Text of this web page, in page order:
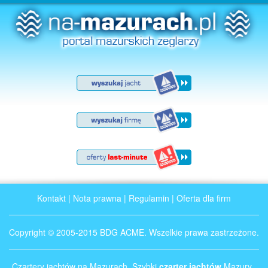
Kontakt | Nota prawna | Regulamin | Oferta dla firm
Copyright © 2005-2015 BDG ACME. Wszelkie prawa zastrzeżone.